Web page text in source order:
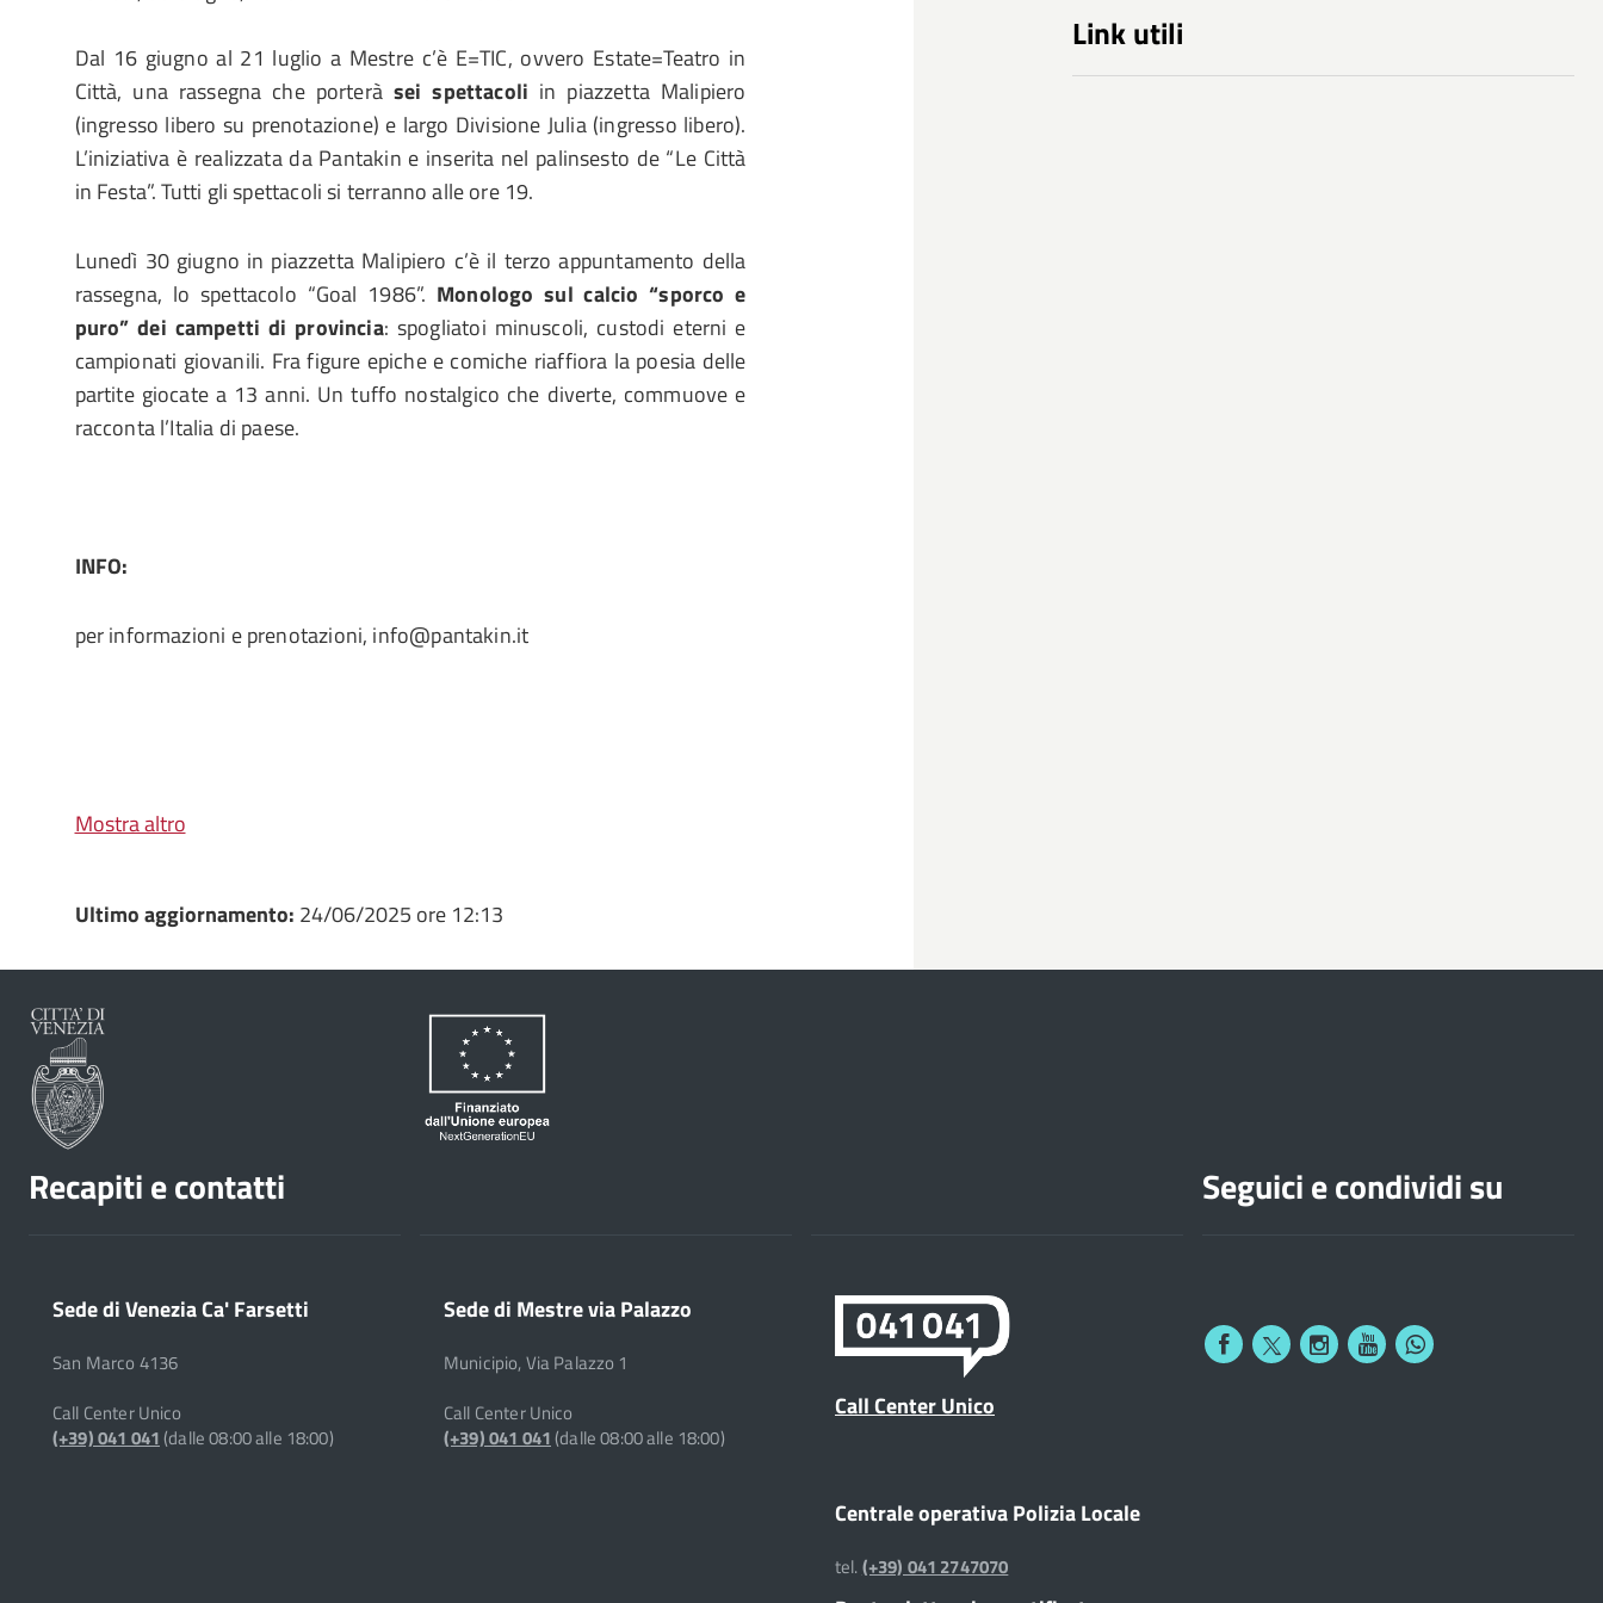
Dal 16 giugno al 21 luglio a Mestre c’è E=TIC, ovvero Estate=Teatro in
Città, una rassegna che porterà sei spettacoli in piazzetta Malipiero
(ingresso libero su prenotazione) e largo Divisione Julia (ingresso libero).
L’iniziativa è realizzata da Pantakin e inserita nel palinsesto de “Le Città
in Festa”. Tutti gli spettacoli si terranno alle ore 19.
Lunedì 30 giugno in piazzetta Malipiero c’è il terzo appuntamento della
rassegna, lo spettacolo “Goal 1986”. Monologo sul calcio “sporco e
puro” dei campetti di provincia: spogliatoi minuscoli, custodi eterni e
campionati giovanili. Fra figure epiche e comiche riaffiora la poesia delle
partite giocate a 13 anni. Un tuffo nostalgico che diverte, commuove e
racconta l’Italia di paese.
INFO:
per informazioni e prenotazioni, info@pantakin.it
Mostra altro
Link utili
Ultimo aggiornamento: 24/06/2025 ore 12:13
Recapiti e contatti
Sede di Venezia Ca' Farsetti
San Marco 4136
Call Center Unico
(+39) 041 041(dalle 08:00 alle 18:00)
Sede di Mestre via Palazzo
Municipio, Via Palazzo 1
Call Center Unico
(+39) 041 041(dalle 08:00 alle 18:00)
Call Center Unico
Centrale operativa Polizia Locale
tel.(+39) 041 2747070
Seguici e condividi su